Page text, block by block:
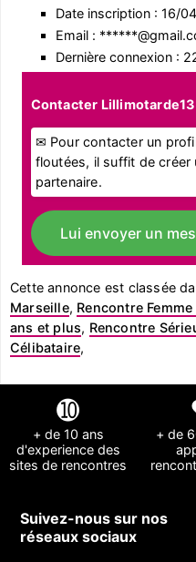
Date inscription : 16/
Email :
Dernière connexion :
Contacter Lillimotarde13
✉ Pour contacter un
floutées, il suffit de
partenaire.
Lui envoyer un
Cette annonce est classée
Marseille, Rencontre Femme
ans et plus, Rencontre
Célibataire,
➓
+ de 10 ans
d'experience des
sites de rencontres
+ de
Suivez-nous sur nos
réseaux sociaux